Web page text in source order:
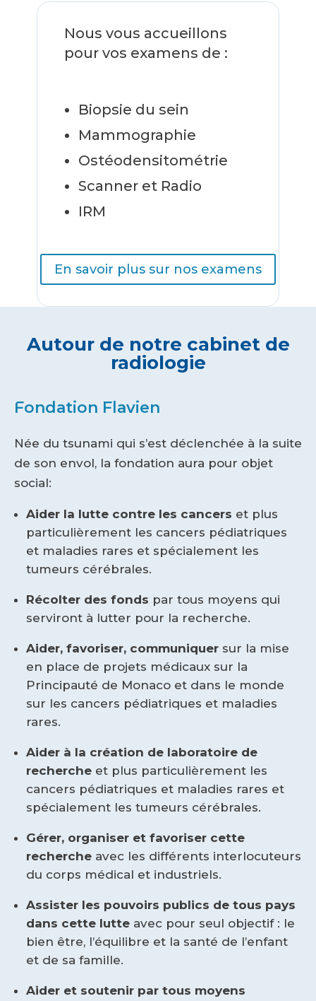
Nous vous accueillons
pour vos examens de :
Biopsie du sein
Mammographie
Ostéodensitométrie
Scanner et Radio
IRM
En savoir plus sur nos examens
Autour de notre cabinet de
radiologie
Fondation Flavien
Née du tsunami qui s’est déclenchée à la suite
de son envol, la fondation aura pour objet
social:
Aider la lutte contre les cancers et plus
particulièrement les cancers pédiatriques
et maladies rares et spécialement les
tumeurs cérébrales.
Récolter des fonds par tous moyens qui
serviront à lutter pour la recherche.
Aider, favoriser, communiquer sur la mise
en place de projets médicaux sur la
Principauté de Monaco et dans le monde
sur les cancers pédiatriques et maladies
rares.
Aider à la création de laboratoire de
recherche et plus particulièrement les
cancers pédiatriques et maladies rares et
spécialement les tumeurs cérébrales.
Gérer, organiser et favoriser cette
recherche avec les différents interlocuteurs
du corps médical et industriels.
Assister les pouvoirs publics de tous pays
dans cette lutte avec pour seul objectif : le
bien être, l’équilibre et la santé de l’enfant
et de sa famille.
Aider et soutenir par tous moyens